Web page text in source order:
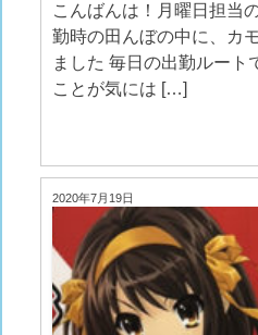
こんばんは！月曜日担当
勤時の田んぼの中に、カ
ました 毎日の出勤ルート
ことが気には […]
2020年7月19日